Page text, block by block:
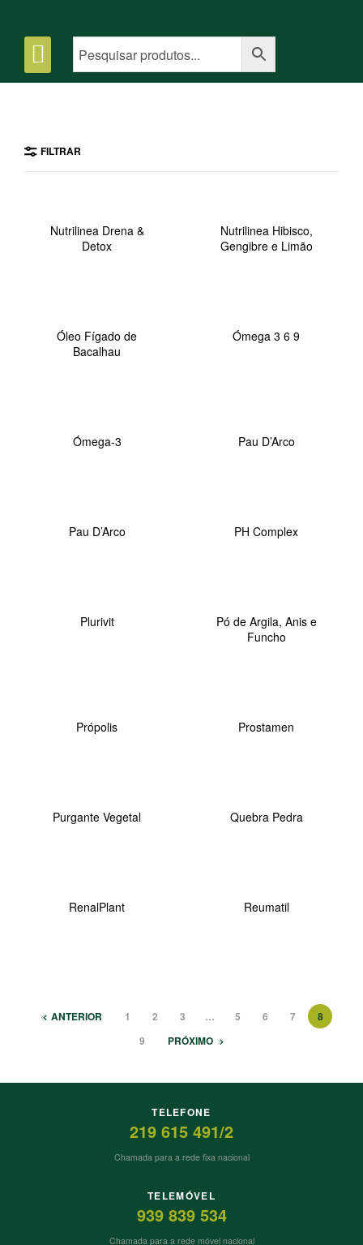
FILTRAR
Nutrilinea Drena &
Detox
Nutrilinea Hibisco,
Gengibre e Limão
Óleo Fígado de
Bacalhau
Ómega 3 6 9
Ómega-3 Pau D’Arco
Pau D’Arco PH Complex
Plurivit
Pó de Argila, Anis e
Funcho
Própolis Prostamen
Purgante Vegetal Quebra Pedra
RenalPlant Reumatil
ANTERIOR 1 2 3 … 5 6 7
8
9
PRÓXIMO
TELEFONE
219 615 491/2
Chamada para a rede fixa nacional
TELEMÓVEL
939 839 534
Chamada para a rede móvel nacional